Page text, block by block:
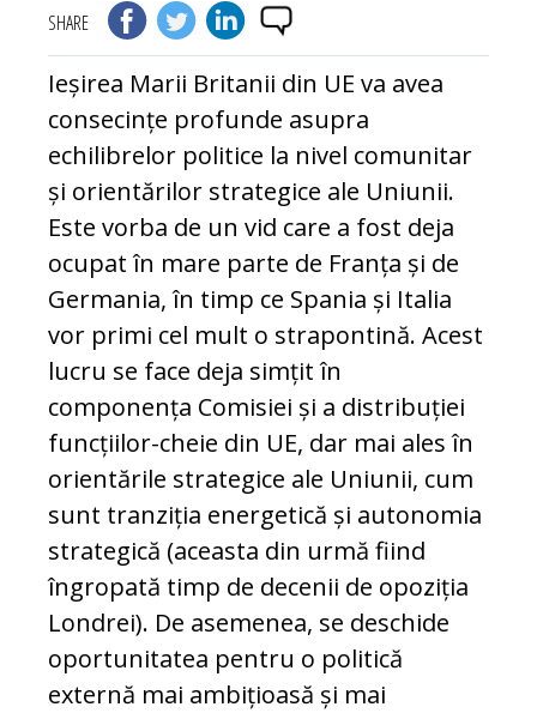
SHARE
Ieșirea Marii Britanii din UE va avea
consecințe profunde asupra
echilibrelor politice la nivel comunitar
și orientărilor strategice ale Uniunii.
Este vorba de un vid care a fost deja
ocupat în mare parte de Franța și de
Germania, în timp ce Spania și Italia
vor primi cel mult o strapontină. Acest
lucru se face deja simțit în
componența Comisiei și a distribuției
funcțiilor-cheie din UE, dar mai ales în
orientările strategice ale Uniunii, cum
sunt tranziția energetică și autonomia
strategică (aceasta din urmă fiind
îngropată timp de decenii de opoziția
Londrei). De asemenea, se deschide
oportunitatea pentru o politică
externă mai ambițioasă și mai